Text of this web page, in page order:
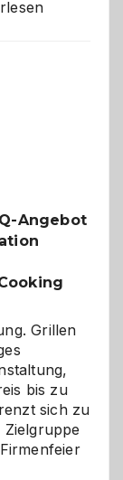
Angebot
Grillen
bis zu
sich zu
Zielgruppe